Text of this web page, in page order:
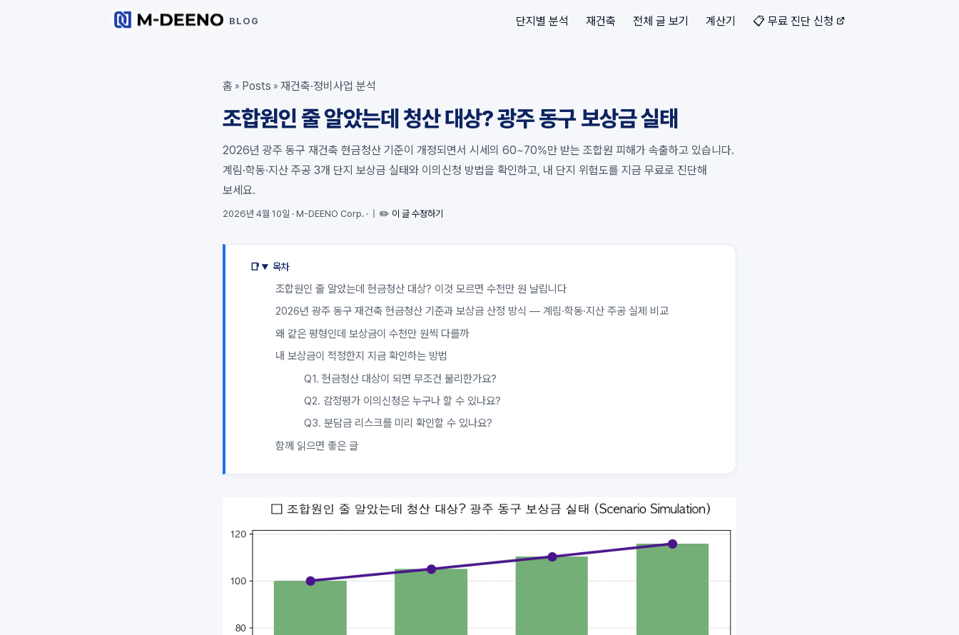
BLOG 단지별 분석 재건축 전체 글 보기 계산기 📋 무료 진단 신청
홈 » Posts » 재건축·정비사업 분석
조합원인 줄 알았는데 청산 대상? 광주 동구 보상금 실태
2026년 광주 동구 재건축 현금청산 기준이 개정되면서 시세의 60~70%만 받는 조합원 피해가 속출하고 있습니다.
계림·학동·지산 주공 3개 단지 보상금 실태와 이의신청 방법을 확인하고, 내 단지 위험도를 지금 무료로 진단해
보세요.
2026년 4월 10일 · M-DEENO Corp. · ✏️ 이 글 수정하기
목차
조합원인 줄 알았는데 현금청산 대상? 이것 모르면 수천만 원 날립니다
2026년 광주 동구 재건축 현금청산 기준과 보상금 산정 방식 — 계림·학동·지산 주공 실제 비교
왜 같은 평형인데 보상금이 수천만 원씩 다를까
내 보상금이 적정한지 지금 확인하는 방법
Q1. 현금청산 대상이 되면 무조건 불리한가요?
Q2. 감정평가 이의신청은 누구나 할 수 있나요?
Q3. 분담금 리스크를 미리 확인할 수 있나요?
함께 읽으면 좋은 글